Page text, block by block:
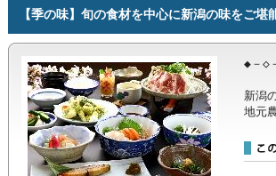
【季の味】旬の食材を中心に新潟の味をご堪
◆－◇
新潟
地元